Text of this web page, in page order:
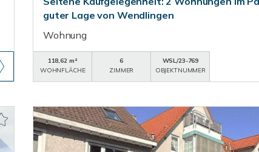
guter Lage von Wendlingen
Wohnung
118,62 m²
WOHNFLÄCHE
6
ZIMMER
WSL/23-769
OBJEKTNUMMER